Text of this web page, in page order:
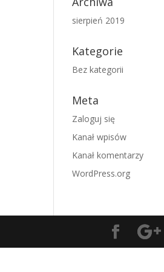
sierpień 2019
Kategorie
Bez kategorii
Meta
Zaloguj się
Kanał wpisów
Kanał komentarzy
WordPress.org